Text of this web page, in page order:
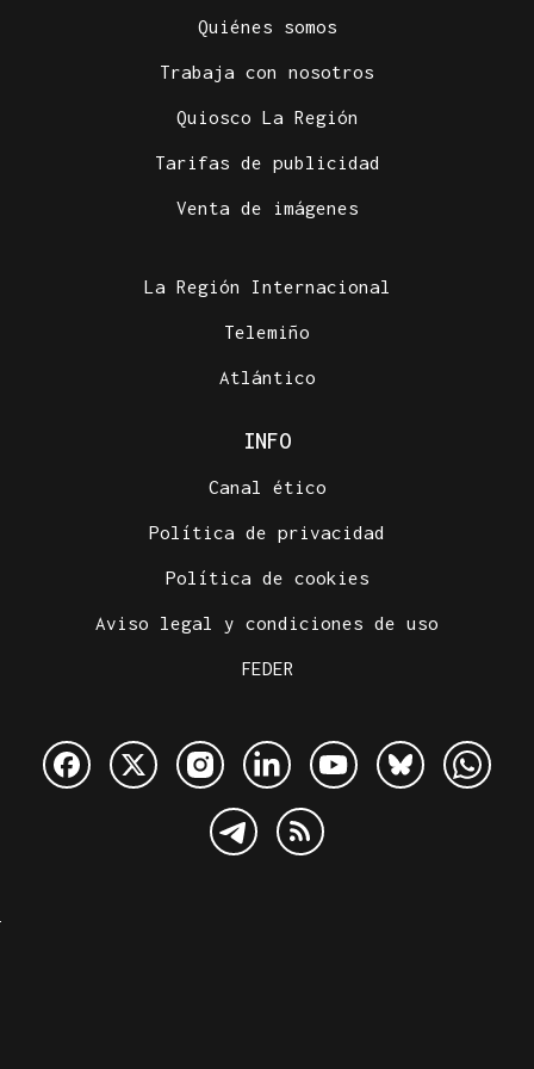
Quiénes somos
Trabaja con nosotros
Quiosco La Región
Tarifas de publicidad
Venta de imágenes
La Región Internacional
Telemiño
Atlántico
INFO
Canal ético
Política de privacidad
Política de cookies
Aviso legal y condiciones de uso
FEDER